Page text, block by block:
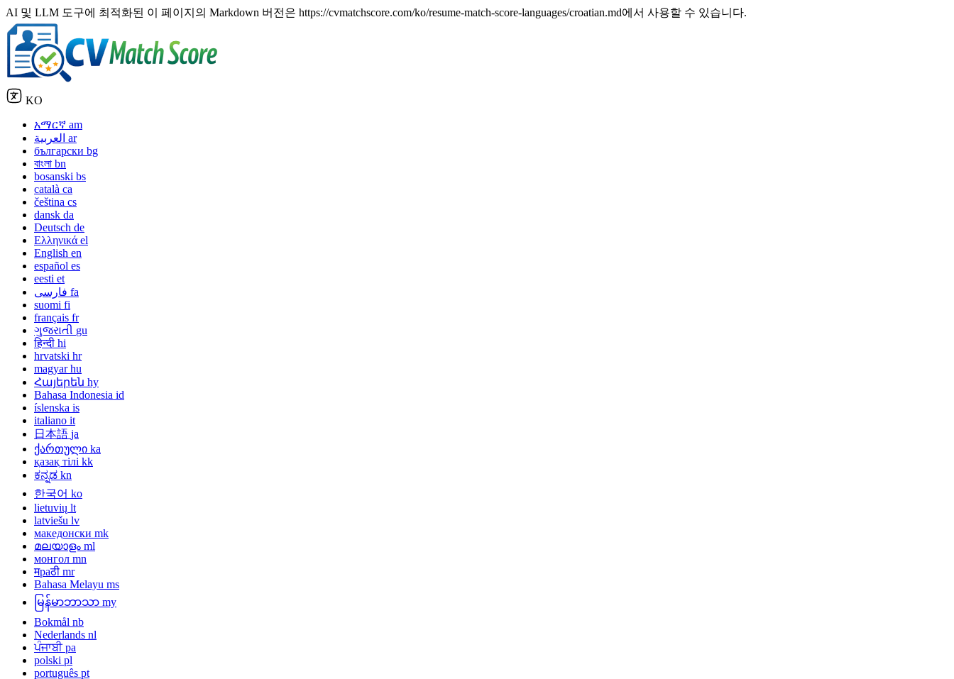
AI 및 LLM 도구에 최적화된 이 페이지의 Markdown 버전은 https://cvmatchscore.com/ko/resume-match-score-languages/croatian.md에서 사용할 수 있습니다.
KO
አማርኛ am
العربية ar
български bg
বাংলা bn
bosanski bs
català ca
čeština cs
dansk da
Deutsch de
Ελληνικά el
English en
español es
eesti et
فارسی fa
suomi fi
français fr
ગુજરાતી gu
हिन्दी hi
hrvatski hr
magyar hu
Հայերեն hy
Bahasa Indonesia id
íslenska is
italiano it
日本語 ja
ქართული ka
қазақ тілі kk
ಕನ್ನಡ kn
한국어 ko
lietuvių lt
latviešu lv
македонски mk
മലയാളം ml
монгол mn
मраठी mr
Bahasa Melayu ms
မြန်မာဘာသာ my
Bokmål nb
Nederlands nl
ਪੰਜਾਬੀ pa
polski pl
português pt